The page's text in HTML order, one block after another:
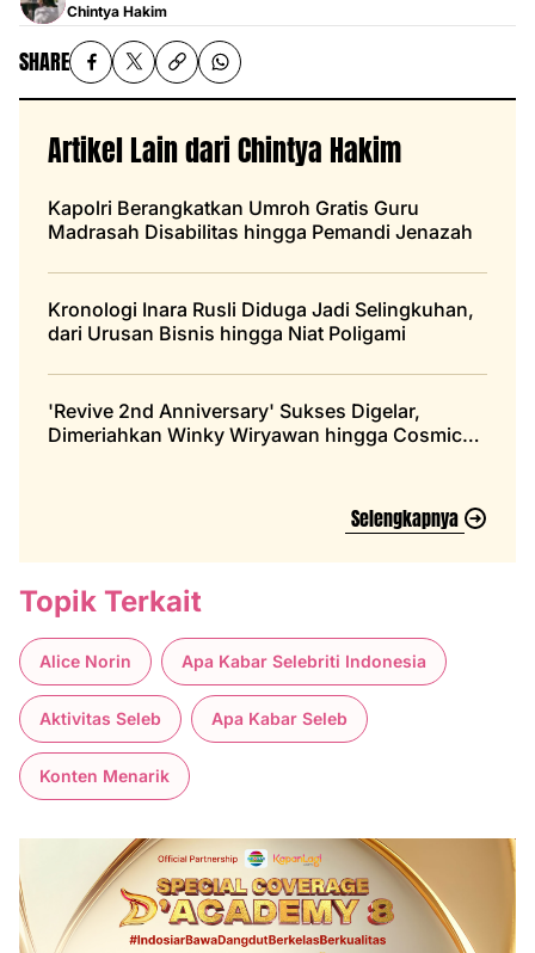
Chintya Hakim
SHARE
Artikel Lain dari Chintya Hakim
Kapolri Berangkatkan Umroh Gratis Guru
Madrasah Disabilitas hingga Pemandi Jenazah
Kronologi Inara Rusli Diduga Jadi Selingkuhan,
dari Urusan Bisnis hingga Niat Poligami
'Revive 2nd Anniversary' Sukses Digelar,
Dimeriahkan Winky Wiryawan hingga Cosmic
Selengkapnya
Topik Terkait
Alice Norin Apa Kabar Selebriti Indonesia
Aktivitas Seleb Apa Kabar Seleb
Konten Menarik